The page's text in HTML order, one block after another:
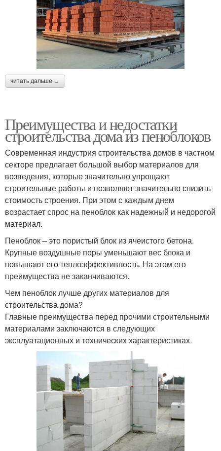
читать дальше →
Преимущества и недостатки
строительства дома из пеноблоков
Современная индустрия строительства домов в частном
секторе предлагает большой выбор материалов для
возведения, которые значительно упрощают
строительные работы и позволяют значительно снизить
стоимость строения. При этом с каждым днем
возрастает спрос на пеноблок как надежный и недорогой
материал.
Пеноблок – это пористый блок из ячеистого бетона.
Крупные воздушные поры уменьшают вес блока и
повышают его теплоэффективность. На этом его
преимущества не заканчиваются.
Чем пеноблок лучше других материалов для
строительства дома?
Главные преимущества перед прочими строительными
материалами заключаются в следующих
эксплуатационных и технических характеристиках.